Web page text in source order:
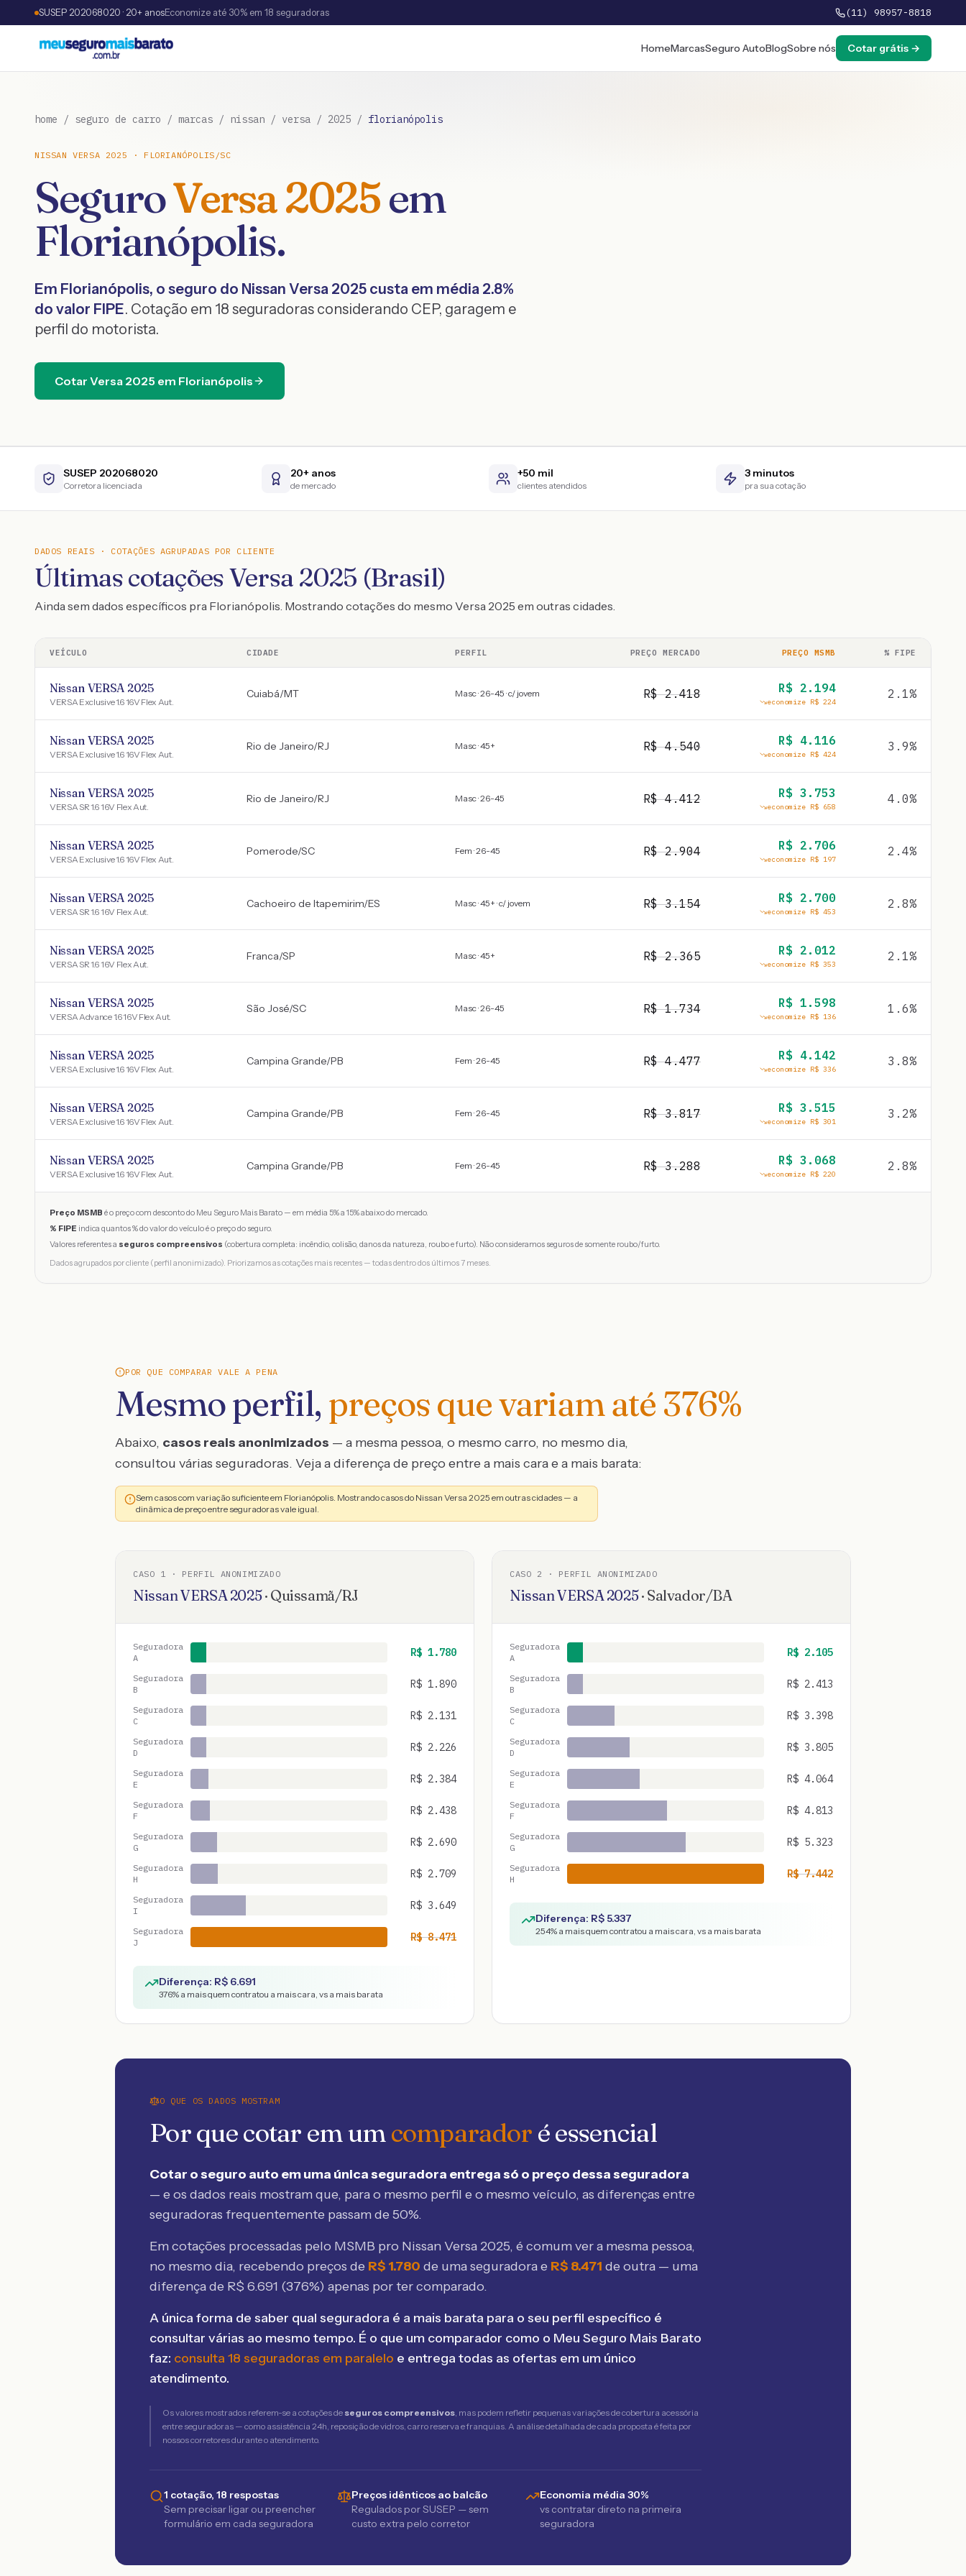
SUSEP 202068020 · 20+ anosEconomize até 30% em 18 seguradoras (11) 98957-8818
HomeMarcasSeguro AutoBlogSobre nós Cotar grátis →
home / seguro de carro / marcas / nissan / versa / 2025 / florianópolis
NISSAN VERSA 2025 ·FLORIANÓPOLIS /SC
SeguroVersa2025em
Florianópolis.
Em Florianópolis, o seguro do Nissan Versa 2025 custa em média 2.8%
do valor FIPE. Cotação em 18 seguradoras considerando CEP, garagem e
perfil do motorista.
Cotar Versa 2025 em Florianópolis
SUSEP 202068020
Corretora licenciada
20+ anos
de mercado
+50 mil
clientes atendidos
3 minutos
pra sua cotação
DADOS REAIS · COTAÇÕES AGRUPADAS POR CLIENTE
Últimas cotações Versa 2025 (Brasil)
Ainda sem dados específicos pra Florianópolis. Mostrando cotações do mesmo Versa 2025 em outras cidades.
VEÍCULO CIDADE PERFIL PREÇO MERCADO PREÇO MSMB % FIPE
Nissan VERSA 2025
VERSA Exclusive 1.6 16V Flex Aut.
Cuiabá/MT Masc · 26-45 · c/ jovem R$2.418 R$ 2.194
economize R$ 224
2.1%
Nissan VERSA 2025
VERSA Exclusive 1.6 16V Flex Aut.
Rio de Janeiro/RJ Masc · 45+ R$4.540 R$ 4.116
economize R$ 424
3.9%
Nissan VERSA 2025
VERSA SR 1.6 16V Flex Aut.
Rio de Janeiro/RJ Masc · 26-45 R$4.412 R$ 3.753
economize R$ 658
4.0%
Nissan VERSA 2025
VERSA Exclusive 1.6 16V Flex Aut.
Pomerode/SC Fem · 26-45 R$2.904 R$ 2.706
economize R$ 197
2.4%
Nissan VERSA 2025
VERSA SR 1.6 16V Flex Aut.
Cachoeiro de Itapemirim/ES Masc · 45+ · c/ jovem R$3.154 R$ 2.700
economize R$ 453
2.8%
Nissan VERSA 2025
VERSA SR 1.6 16V Flex Aut.
Franca/SP Masc · 45+ R$2.365 R$ 2.012
economize R$ 353
2.1%
Nissan VERSA 2025
VERSA Advance 1.6 16V Flex Aut.
São José/SC Masc · 26-45 R$1.734 R$ 1.598
economize R$ 136
1.6%
Nissan VERSA 2025
VERSA Exclusive 1.6 16V Flex Aut.
Campina Grande/PB Fem · 26-45 R$4.477 R$ 4.142
economize R$ 336
3.8%
Nissan VERSA 2025
VERSA Exclusive 1.6 16V Flex Aut.
Campina Grande/PB Fem · 26-45 R$3.817 R$ 3.515
economize R$ 301
3.2%
Nissan VERSA 2025
VERSA Exclusive 1.6 16V Flex Aut.
Campina Grande/PB Fem · 26-45 R$3.288 R$ 3.068
economize R$ 220
2.8%
Preço MSMB é o preço com desconto do Meu Seguro Mais Barato — em média 5% a 15% abaixo do mercado.
% FIPE indica quantos % do valor do veículo é o preço do seguro.
Valores referentes a seguros compreensivos (cobertura completa: incêndio, colisão, danos da natureza, roubo e furto). Não consideramos seguros de somente roubo/furto.
Dados agrupados por cliente (perfil anonimizado). Priorizamos as cotações mais recentes — todas dentro dos últimos 7 meses.
POR QUE COMPARAR VALE A PENA
Mesmo perfil, preços que variam até 376%
Abaixo, casos reais anonimizados — a mesma pessoa, o mesmo carro, no mesmo dia,
consultou várias seguradoras. Veja a diferença de preço entre a mais cara e a mais barata:
Sem casos com variação suficiente em Florianópolis. Mostrando casos do Nissan Versa 2025 em outras cidades — a
dinâmica de preço entre seguradoras vale igual.
CASO 1 · PERFIL ANONIMIZADO
NissanVERSA2025· Quissamã/RJ
Seguradora
A
R$ 1.780
Seguradora
B
R$ 1.890
Seguradora
C
R$ 2.131
Seguradora
D
R$ 2.226
Seguradora
E
R$ 2.384
Seguradora
F
R$ 2.438
Seguradora
G
R$ 2.690
Seguradora
H
R$ 2.709
Seguradora
I
R$ 3.649
Seguradora
J
R$8.471
Diferença: R$ 6.691
376% a mais quem contratou a mais cara, vs a mais barata
CASO 2 · PERFIL ANONIMIZADO
NissanVERSA2025· Salvador/BA
Seguradora
A
R$ 2.105
Seguradora
B
R$ 2.413
Seguradora
C
R$ 3.398
Seguradora
D
R$ 3.805
Seguradora
E
R$ 4.064
Seguradora
F
R$ 4.813
Seguradora
G
R$ 5.323
Seguradora
H
R$7.442
Diferença: R$5.337
254% a mais quem contratou a mais cara, vs a mais barata
O QUE OS DADOS MOSTRAM
Por que cotar em umcomparador é essencial
Cotar o seguro auto em uma única seguradora entrega só o preço dessa seguradora
— e os dados reais mostram que, para o mesmo perfil e o mesmo veículo, as diferenças entre
seguradoras frequentemente passam de 50%.
Em cotações processadas pelo MSMB pro Nissan Versa 2025, é comum ver a mesma pessoa,
no mesmo dia, recebendo preços de R$ 1.780 de uma seguradora e R$ 8.471 de outra — uma
diferença de R$ 6.691 (376%) apenas por ter comparado.
A única forma de saber qual seguradora é a mais barata para o seu perfil específico é
consultar várias ao mesmo tempo. É o que um comparador como o Meu Seguro Mais Barato
faz: consulta 18 seguradoras em paralelo e entrega todas as ofertas em um único
atendimento.
Os valores mostrados referem-se a cotações de seguros compreensivos, mas podem refletir pequenas variações de cobertura acessória
entre seguradoras — como assistência 24h, reposição de vidros, carro reserva e franquias. A análise detalhada de cada proposta é feita por
nossos corretores durante o atendimento.
1 cotação, 18 respostas
Sem precisar ligar ou preencher
formulário em cada seguradora
Preços idênticos ao balcão
Regulados por SUSEP — sem
custo extra pelo corretor
Economia média 30%
vs contratar direto na primeira
seguradora